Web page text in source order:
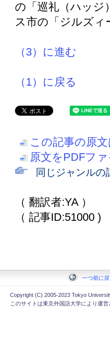
の「巡礼（ハッジ
ス市の「ジルズィ
（3）に進む
（1）に戻る
この記事の原
原文をPDFフ
同じジャンルの
（ 翻訳者:YA ）
（ 記事ID:51000 )
一つ前に戻
Copyright (C) 2005-2023 Tokyo
このサイトは東京外国語大学により運営